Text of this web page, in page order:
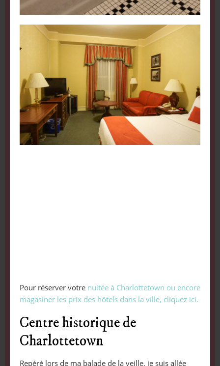
Pour réserver votre nuitée à Charlottetown ou encore
magasiner les prix des hôtels dans la ville, cliquez ici.
Centre historique de
Charlottetown
Repéré lors de ma balade de la veille, je suis allée